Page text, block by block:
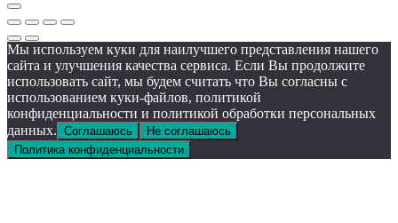
Мы используем куки для наилучшего представления нашего
сайта и улучшения качества сервиса. Если Вы продолжите
использовать сайт, мы будем считать что Вы согласны с
использованием куки-файлов, политикой
конфиденциальности и политикой обработки персональных
данных. Соглашаюсь
Не соглашаюсь
Политика конфиденциальности